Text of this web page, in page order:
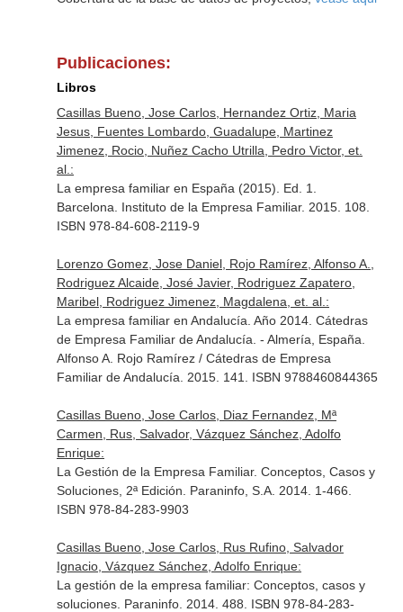
Publicaciones:
Libros
Casillas Bueno, Jose Carlos, Hernandez Ortiz, Maria
Jesus, Fuentes Lombardo, Guadalupe, Martinez
Jimenez, Rocio, Nuñez Cacho Utrilla, Pedro Victor, et.
al.:
La empresa familiar en España (2015). Ed. 1.
Barcelona. Instituto de la Empresa Familiar. 2015. 108.
ISBN 978-84-608-2119-9
Lorenzo Gomez, Jose Daniel, Rojo Ramírez, Alfonso A.,
Rodriguez Alcaide, José Javier, Rodriguez Zapatero,
Maribel, Rodriguez Jimenez, Magdalena, et. al.:
La empresa familiar en Andalucía. Año 2014. Cátedras
de Empresa Familiar de Andalucía. - Almería, España.
Alfonso A. Rojo Ramírez / Cátedras de Empresa
Familiar de Andalucía. 2015. 141. ISBN 9788460844365
Casillas Bueno, Jose Carlos, Diaz Fernandez, Mª
Carmen, Rus, Salvador, Vázquez Sánchez, Adolfo
Enrique:
La Gestión de la Empresa Familiar. Conceptos, Casos y
Soluciones, 2ª Edición. Paraninfo, S.A. 2014. 1-466.
ISBN 978-84-283-9903
Casillas Bueno, Jose Carlos, Rus Rufino, Salvador
Ignacio, Vázquez Sánchez, Adolfo Enrique:
La gestión de la empresa familiar: Conceptos, casos y
soluciones. Paraninfo. 2014. 488. ISBN 978-84-283-